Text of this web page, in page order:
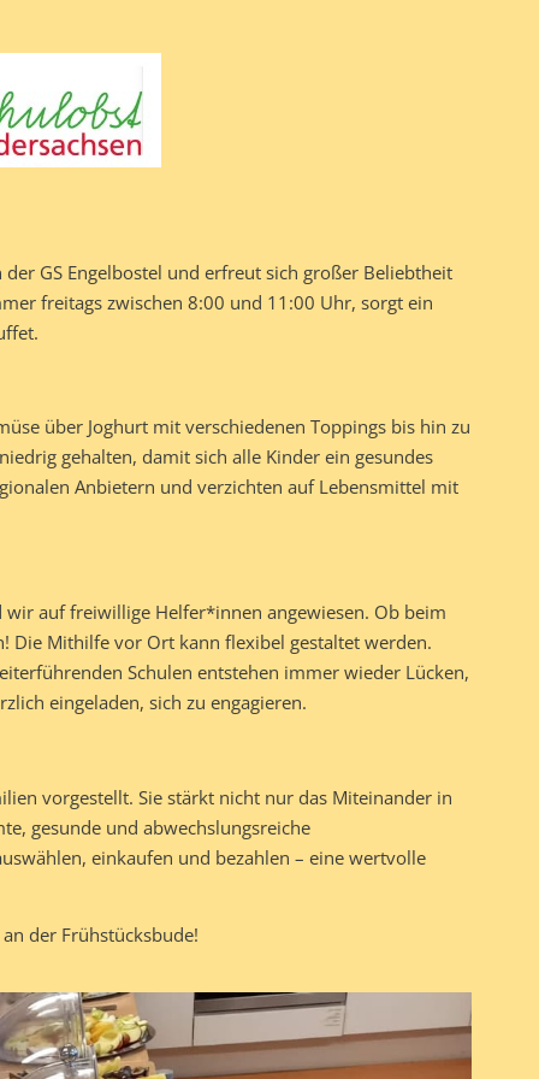
GS Engelbostel und erfreut sich großer Beliebtheit
freitags zwischen 8:00 und 11:00 Uhr, sorgt ein
über Joghurt mit verschiedenen Toppings bis hin zu
gehalten, damit sich alle Kinder ein gesundes
Anbietern und verzichten auf Lebensmittel mit
auf freiwillige Helfer*innen angewiesen. Ob beim
Mithilfe vor Ort kann flexibel gestaltet werden.
Schulen entstehen immer wieder Lücken,
eingeladen, sich zu engagieren.
vorgestellt. Sie stärkt nicht nur das Miteinander in
gesunde und abwechslungsreiche
einkaufen und bezahlen – eine wertvolle
der Frühstücksbude!